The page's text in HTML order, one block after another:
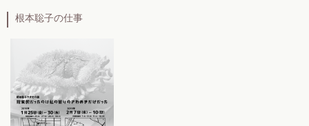
根本聡子の仕事